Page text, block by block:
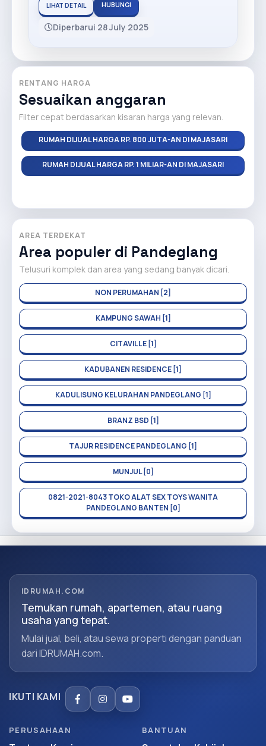
LIHAT DETAIL HUBUNGI
Diperbarui 28 July 2025
RENTANG HARGA
Sesuaikan anggaran
Filter cepat berdasarkan kisaran harga yang relevan.
RUMAH DIJUAL HARGA RP. 800 JUTA-AN DI MAJASARI
RUMAH DIJUAL HARGA RP. 1 MILIAR-AN DI MAJASARI
AREA TERDEKAT
Area populer di Pandeglang
Telusuri komplek dan area yang sedang banyak dicari.
NON PERUMAHAN [2]
KAMPUNG SAWAH [1]
CITAVILLE [1]
KADUBANEN RESIDENCE [1]
KADULISUNG KELURAHAN PANDEGLANG [1]
BRANZ BSD [1]
TAJUR RESIDENCE PANDEGLANG [1]
MUNJUL [0]
0821-2021-8043 TOKO ALAT SEX TOYS WANITA
PANDEGLANG BANTEN [0]
IDRUMAH.COM
Temukan rumah, apartemen, atau ruang
usaha yang tepat.
Mulai jual, beli, atau sewa properti dengan panduan
dari IDRUMAH.com.
IKUTI KAMI
PERUSAHAAN BANTUAN